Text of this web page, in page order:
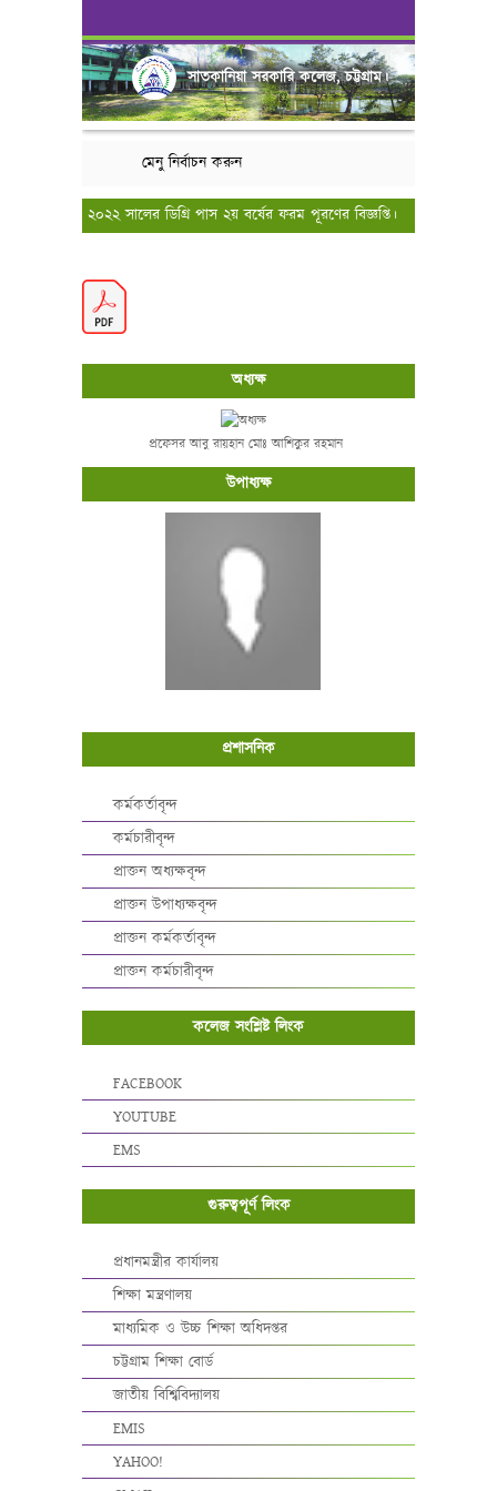
সাতকানিয়া সরকারি কলেজ, চট্টগ্রাম।
মেনু নির্বাচন করুন
২০২২ সালের ডিগ্রি পাস ২য় বর্ষের ফরম পূরণের বিজ্ঞপ্তি।
অধ্যক্ষ
প্রফেসর আবু রায়হান মোঃ আশিকুর রহমান
উপাধ্যক্ষ
প্রশাসনিক
কর্মকর্তাবৃন্দ
কর্মচারীবৃন্দ
প্রাক্তন অধ্যক্ষবৃন্দ
প্রাক্তন উপাধ্যক্ষবৃন্দ
প্রাক্তন কর্মকর্তাবৃন্দ
প্রাক্তন কর্মচারীবৃন্দ
কলেজ সংশ্লিষ্ট লিংক
FACEBOOK
YOUTUBE
EMS
গুরুত্বপূর্ণ লিংক
প্রধানমন্ত্রীর কার্যালয়
শিক্ষা মন্ত্রণালয়
মাধ্যমিক ও উচ্চ শিক্ষা অধিদপ্তর
চট্টগ্রাম শিক্ষা বোর্ড
জাতীয় বিশ্বিবিদ্যালয়
EMIS
YAHOO!